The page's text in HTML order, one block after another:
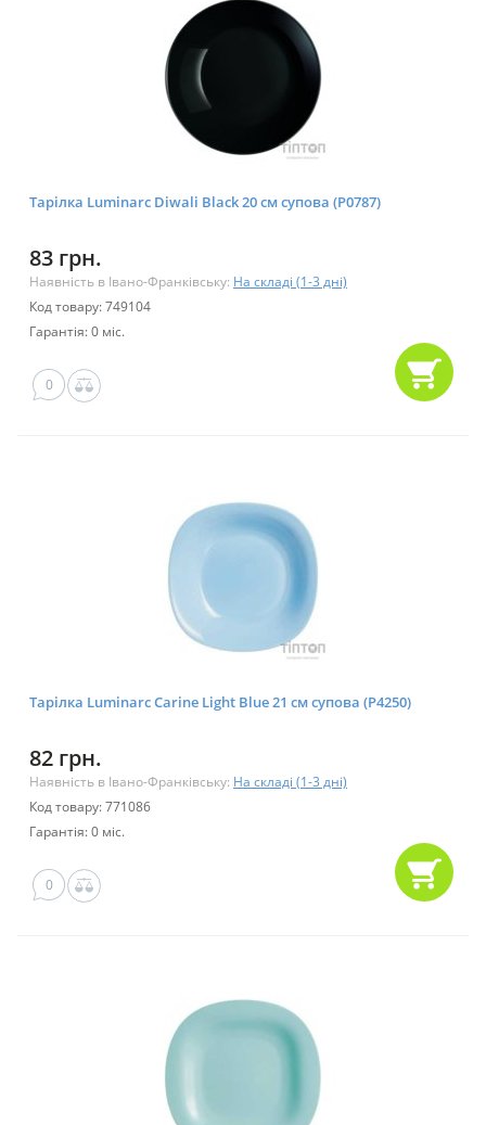
Тарілка Luminarc Diwali Black 20 см супова (P0787)
83 грн.
Наявність в Івано-Франківську: На складі (1-3 дні)
Код товару: 749104
Гарантія: 0 міс.
0
Тарілка Luminarc Carine Light Blue 21 см супова (P4250)
82 грн.
Наявність в Івано-Франківську: На складі (1-3 дні)
Код товару: 771086
Гарантія: 0 міс.
0